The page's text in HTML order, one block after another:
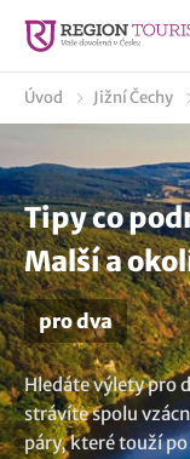
Úvod Jižní Čechy
Tipy co
Malší a
pro dva
Hledáte výlety pro
strávíte spolu
páry, které touží